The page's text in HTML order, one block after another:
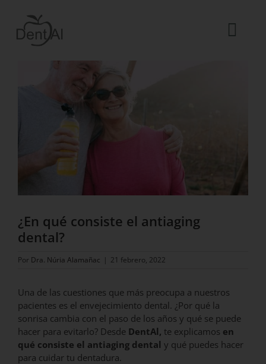
contenido
La Clínica
Tratamientos
Urgencias dentales
¿En qué consiste el antiaging
dental?
Por Dra. Núria Alamañac | 21 febrero, 2022
Una de las cuestiones que más preocupa a nuestros
pacientes es el envejecimiento dental. ¿Por qué la
sonrisa cambia con el paso de los años y qué se puede
hacer para evitarlo? Desde DentAl, te explicamos en
qué consiste el antiaging dental y qué puedes hacer
para cuidar tu dentadura.